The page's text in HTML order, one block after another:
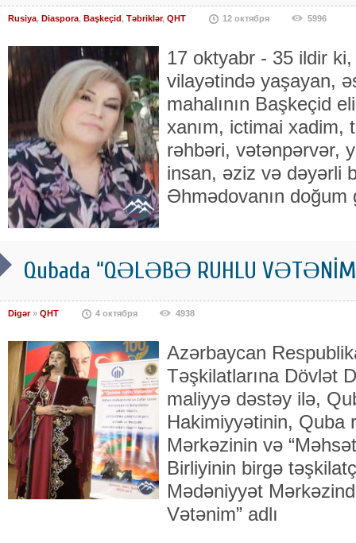
Rusiya, Diaspora, Başkeçid, Təbriklər, QHT 12 октября 5996
17 oktyabr - 35 ildir
vilayətində yaşayan,
mahalının Başkeçid
xanım, ictimai xadim,
rəhbəri, vətənpərvər,
insan, əziz və dəyərli
Əhmədovanın doğum
Qubada “QƏLƏBƏ RUHLU
Digər» QHT 4 октября 4938
Azərbaycan
Təşkilatlarına Dövlət
maliyyə dəstəy ilə,
Hakimiyyətinin, Quba
Mərkəzinin və
Birliyinin birgə
Mədəniyyət
Vətənim” adlı